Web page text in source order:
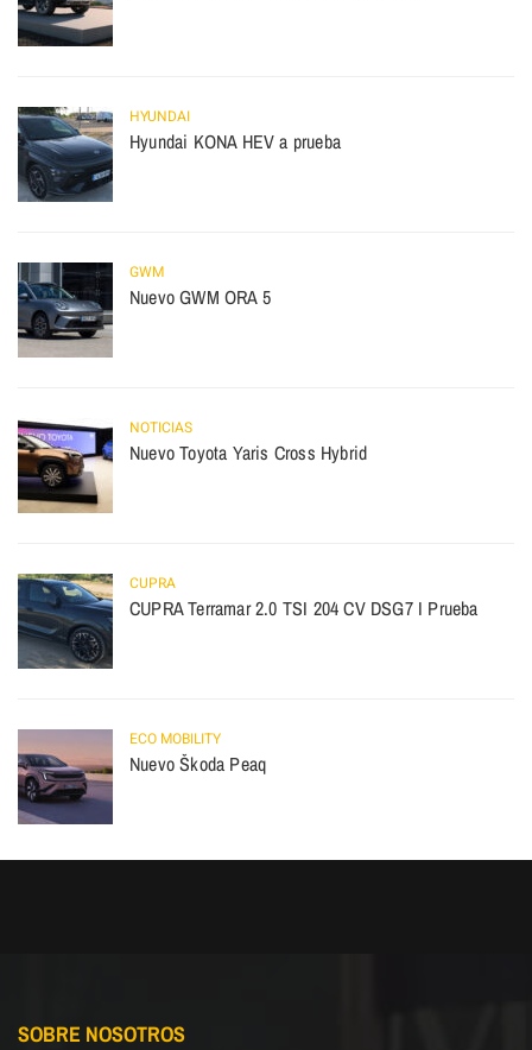
HYUNDAI
Hyundai KONA HEV a prueba
GWM
Nuevo GWM ORA 5
NOTICIAS
Nuevo Toyota Yaris Cross Hybrid
CUPRA
CUPRA Terramar 2.0 TSI 204 CV DSG7 I Prueba
ECO MOBILITY
Nuevo Škoda Peaq
SOBRE NOSOTROS